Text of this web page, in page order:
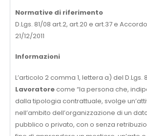
Normative di riferimento
D.Lgs. 81/08 art.2, art.20 e art.37 e
21/12/2011
Informazioni
L’articolo 2 comma 1, lettera a) del D.Lgs.
Lavoratorecome “la persona che,
dalla tipologia contrattuale, svolge
nell’ambito dell’organizzazione di un
pubblico o privato, con o senza